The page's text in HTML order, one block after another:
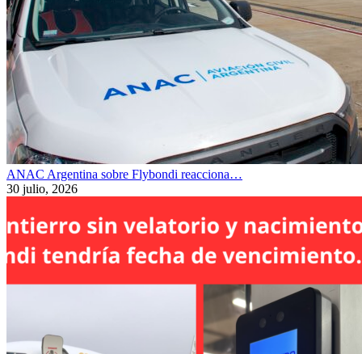
ANAC Argentina sobre Flybondi reacciona…
30 julio, 2026